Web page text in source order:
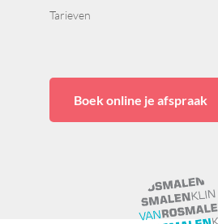
Tarieven
Boek online je afspraak